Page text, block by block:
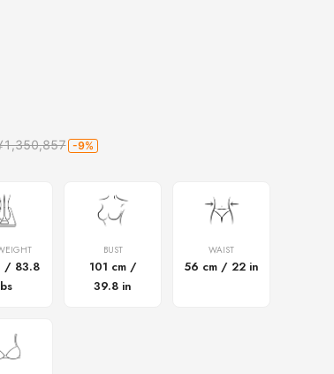
-9%
/ 83.8
BUST
101 cm /
39.8 in
WAIST
56 cm / 22 in